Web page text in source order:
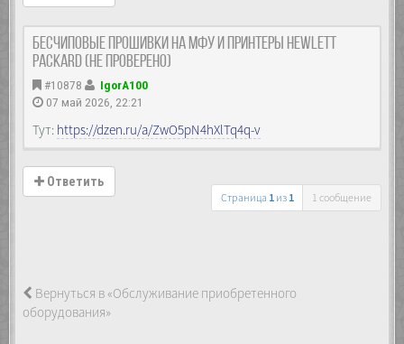
Бесчиповые прошивки на МФУ и принтеры Hewlett
Packard (не проверено)
#10878
IgorA100
07 май 2026, 22:21
Тут: https://dzen.ru/a/ZwO5pN4hXlTq4q-v
Ответить
Страница 1из 1 1 сообщение
Вернуться в «Обслуживание приобретенного
оборудования»